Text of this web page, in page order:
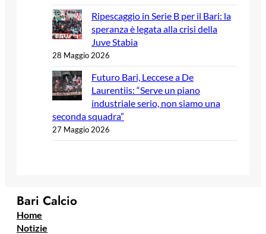
Ripescaggio in Serie B per il Bari: la
speranza è legata alla crisi della
Juve Stabia
28 Maggio 2026
Futuro Bari, Leccese a De
Laurentiis: “Serve un piano
industriale serio, non siamo una
seconda squadra”
27 Maggio 2026
Bari Calcio
Home
Notizie